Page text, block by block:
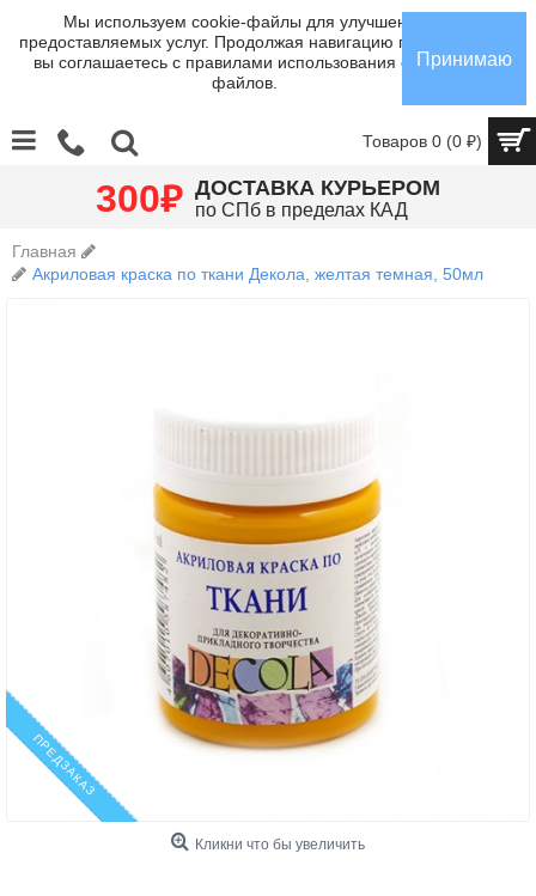
Мы используем cookie-файлы для улучшения
предоставляемых услуг. Продолжая навигацию по сайту,
вы соглашаетесь с правилами использования cookie-
файлов.
Принимаю
Товаров 0 (0 ₽)
300₽ ДОСТАВКА КУРЬЕРОМ
по СПб в пределах КАД
Главная
Акриловая краска по ткани Декола, желтая темная, 50мл
ПРЕДЗАКАЗ
Кликни что бы увеличить